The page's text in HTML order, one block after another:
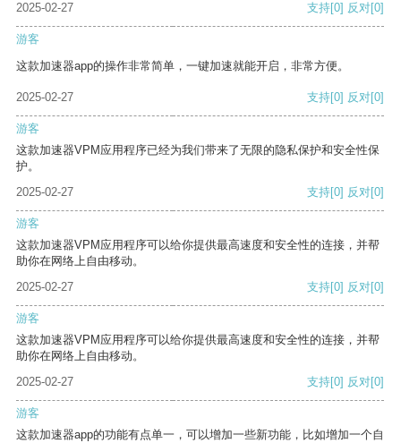
2025-02-27 支持[0] 反对[0]
游客
这款加速器app的操作非常简单，一键加速就能开启，非常方便。
2025-02-27 支持[0] 反对[0]
游客
这款加速器VPM应用程序已经为我们带来了无限的隐私保护和安全性保
护。
2025-02-27
支持[0] 反对[0]
游客
这款加速器VPM应用程序可以给你提供最高速度和安全性的连接，并帮
助你在网络上自由移动。
2025-02-27
支持[0] 反对[0]
游客
这款加速器VPM应用程序可以给你提供最高速度和安全性的连接，并帮
助你在网络上自由移动。
2025-02-27
支持[0] 反对[0]
游客
这款加速器app的功能有点单一，可以增加一些新功能，比如增加一个自